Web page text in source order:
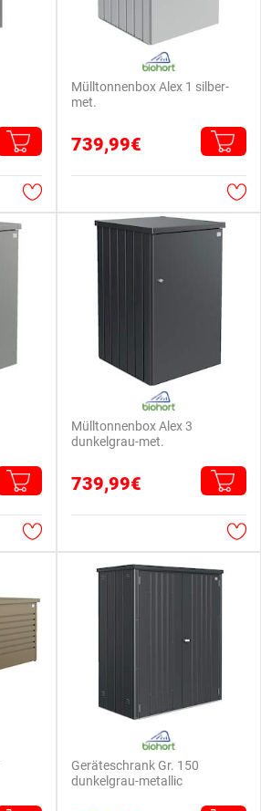
Mülltonnenbox Alex 1 silber-
met.
739,99€
Mülltonnenbox Alex 3
dunkelgrau-met.
739,99€
Geräteschrank Gr. 150
dunkelgrau-metallic